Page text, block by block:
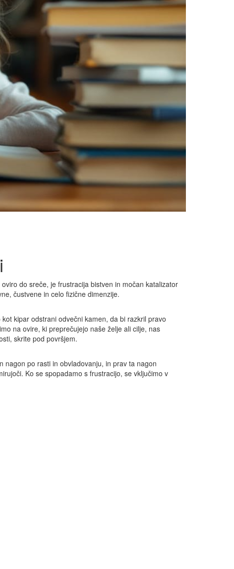
do sreče, je frustracija bistven in močan katalizator
čustvene in celo fizične dimenzije.
kipar odstrani odvečni kamen, da bi razkril pravo
na ovire, ki preprečujejo naše želje ali cilje, nas
skrite pod površjem.
nagon po rasti in obvladovanju, in prav ta nagon
Ko se spopadamo s frustracijo, se vključimo v